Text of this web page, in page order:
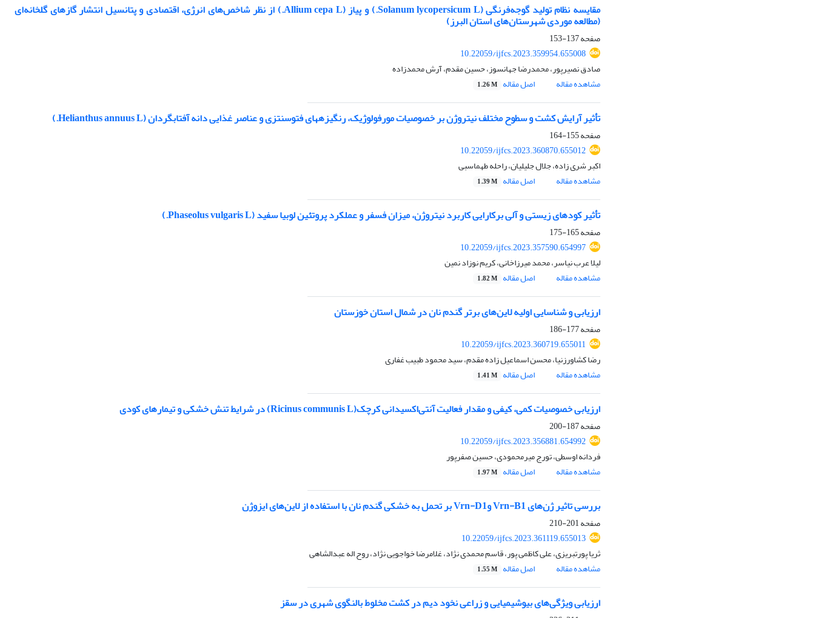
مقایسه نظام تولید گوجه‌فرنگی (Solanum lycopersicum L.) و پیاز (Allium cepa L.) از نظر شاخص‌های انرژی، اقتصادی و پتانسیل انتشار گازهای گلخانه‌ای
(مطالعه موردی شهرستان‌های استان البرز)
صفحه137-153
10.22059/ijfcs.2023.359954.655008
صادق نصیرپور، محمدرضا جهانسوز، حسین مقدم، آرش محمدزاده
مشاهده مقاله
اصل مقاله 1.26 M
تأثیر آرایش کشت و سطوح مختلف نیتروژن بر خصوصیات مورفولوژیک، رنگیزه‏های فتوسنتزی و عناصر غذایی دانه آفتابگردان (Helianthus annuus L.)
صفحه155-164
10.22059/ijfcs.2023.360870.655012
اکبر شری زاده، جلال جلیلیان، راحله طهماسبی
مشاهده مقاله
اصل مقاله 1.39 M
تأثیر کودهای زیستی و آلی برکارایی کاربرد نیتروژن، میزان فسفر و عملکرد پروتئین لوبیا سفید (Phaseolus vulgaris L.)
صفحه165-175
10.22059/ijfcs.2023.357590.654997
لیلا عرب نیاسر، محمد میرزاخانی، کریم نوزاد نمین
مشاهده مقاله
اصل مقاله 1.82 M
ارزیابی و شناسایی اولیه لاین‌های برتر گندم نان در شمال استان خوزستان
صفحه177-186
10.22059/ijfcs.2023.360719.655011
رضا کشاورزنیا، محسن اسماعیل زاده مقدم، سید محمود طبیب غفاری
مشاهده مقاله
اصل مقاله 1.41 M
ارزیابی خصوصیات کمی، کیفی و مقدار فعالیت آنتی‌اکسیدانی کرچک(Ricinus communis L) در شرایط تنش خشکی و تیمارهای کودی
صفحه187-200
10.22059/ijfcs.2023.356881.654992
فردانه اوسطی، تورج میرمحمودی، حسین صفرپور
مشاهده مقاله
اصل مقاله 1.97 M
بررسی تاثیر ژن‌های Vrn-B1 وVrn-D1 بر تحمل به خشکی گندم نان با استفاده از لاین‌های ایزوژن
صفحه201-210
10.22059/ijfcs.2023.361119.655013
ثریا پورتبریزی، علی کاظمی پور، قاسم محمدی نژاد، غلامرضا خواجویی نژاد، روح اله عبدالشاهی
مشاهده مقاله
اصل مقاله 1.55 M
ارزیابی ویژگی‌های بیوشیمیایی و زراعی نخود دیم در کشت مخلوط بالنگوی شهری در سقز